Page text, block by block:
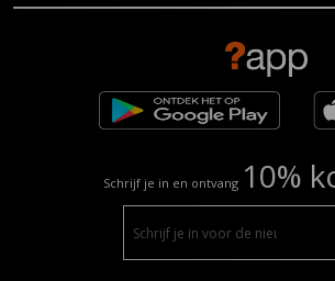
Schrijf je in en ontvang 10%